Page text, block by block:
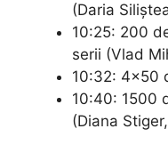
(Daria
10:25: 200
serii (Vlad
10:32: 4×50
10:40: 1500
(Diana